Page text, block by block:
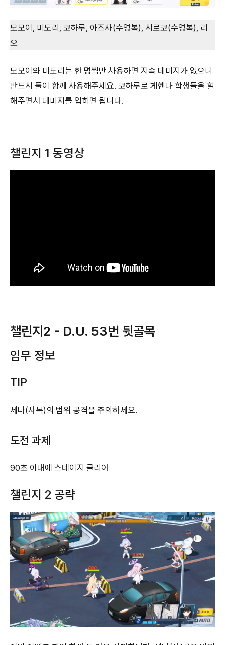
모모이, 미도리, 코하루, 아즈사(수영복), 시로코(수영복), 리
오
모모이와 미도리는 한 명씩만 사용하면 지속 데미지가 없으니
반드시 둘이 함께 사용해주세요. 코하루로 게헨나 학생들을 힐
해주면서 데미지를 입히면 됩니다.
챌린지 1 동영상
챌린지2 - D.U. 53번 뒷골목
임무 정보
TIP
세나(사복)의 범위 공격을 주의하세요.
도전 과제
90초 이내에 스테이지 클리어
챌린지 2 공략